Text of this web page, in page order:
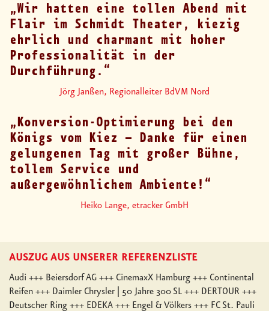
Wir hatten eine tollen Abend mit
Flair im Schmidt Theater, kiezig
ehrlich und charmant mit hoher
Professionalität in der
Durchführung.
Jörg Janßen, Regionalleiter BdVM Nord
Konversion-Optimierung bei den
Königs vom Kiez – Danke für einen
gelungenen Tag mit großer Bühne,
tollem Service und
außergewöhnlichem Ambiente!
Heiko Lange, etracker GmbH
AUSZUG AUS UNSERER REFERENZLISTE
Audi +++ Beiersdorf AG +++ CinemaxX Hamburg +++ Continental
Reifen +++ Daimler Chrysler | 50 Jahre 300 SL +++ DERTOUR +++
Deutscher Ring +++ EDEKA +++ Engel & Völkers +++ FC St. Pauli